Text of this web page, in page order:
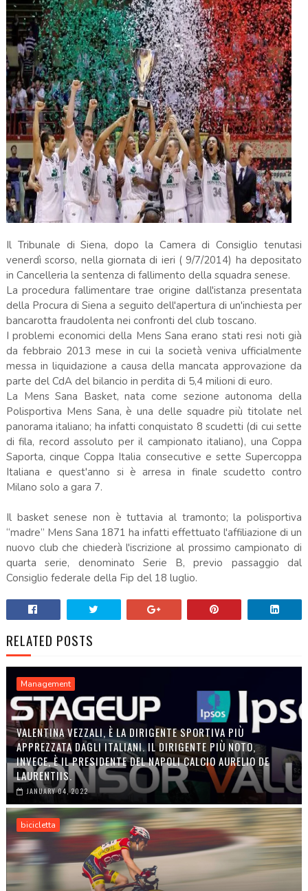
Il Tribunale di Siena, dopo la Camera di Consiglio tenutasi
venerdì scorso, nella giornata di ieri ( 9/7/2014) ha depositato
in Cancelleria la sentenza di fallimento della squadra senese.
La procedura fallimentare trae origine dall'istanza presentata
della Procura di Siena a seguito dell'apertura di un'inchiesta per
bancarotta fraudolenta nei confronti del club toscano.
I problemi economici della Mens Sana erano stati resi noti già
da febbraio 2013 mese in cui la società veniva ufficialmente
messa in liquidazione a causa della mancata approvazione da
parte del CdA del bilancio in perdita di 5,4 milioni di euro.
La Mens Sana Basket, nata come sezione autonoma della
Polisportiva Mens Sana, è una delle squadre più titolate nel
panorama italiano; ha infatti conquistato 8 scudetti (di cui sette
di fila, record assoluto per il campionato italiano), una Coppa
Saporta, cinque Coppa Italia consecutive e sette Supercoppa
Italiana e quest'anno si è arresa in finale scudetto contro
Milano solo a gara 7.
Il basket senese non è tuttavia al tramonto; la polisportiva
“madre” Mens Sana 1871 ha infatti effettuato l'affiliazione di un
nuovo club che chiederà l'iscrizione al prossimo campionato di
quarta serie, denominato Serie B, previo passaggio dal
Consiglio federale della Fip del 18 luglio.
RELATED POSTS
Management
VALENTINA VEZZALI, È LA DIRIGENTE SPORTIVA PIÙ
APPREZZATA DAGLI ITALIANI. IL DIRIGENTE PIÙ NOTO,
INVECE, È IL PRESIDENTE DEL NAPOLI CALCIO AURELIO DE
LAURENTIIS.
JANUARY 04, 2022
bicicletta